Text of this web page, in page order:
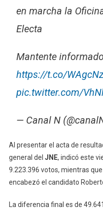
en marcha la
Electa
Mantente
https://t.co/
pic.twitter.com/
— Canal N
Al presentar el acta de
general del JNE, indicó este
9.223.396 votos, mientras
encabezó el candidato
La diferencia final es de